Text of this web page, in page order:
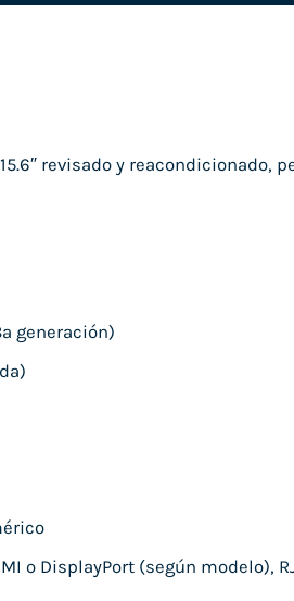
revisado y reacondicionado,
generación)
o DisplayPort (según modelo),